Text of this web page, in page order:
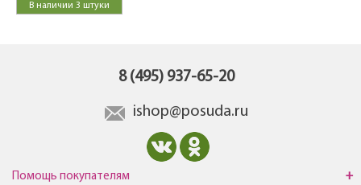
В наличии 3 штуки
8 (495) 937-65-20
ishop@posuda.ru
Помощь покупателям